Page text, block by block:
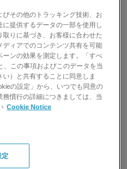
日9:00～17:00） FAX:
その他のトラッキング技術、お
提供するデータの一部を使用し
りに基づき、お客様に合わせた
ィアでのコンテンツ共有を可能
ンの効果を測定します。「すべ
、この事項およびこのデータを当
）と共有することに同意しま
の設定」から、いつでも同意の
慣行の詳細につきましては、当
Cookie Notice
定